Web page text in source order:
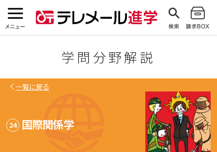
学問分野解説
一覧に戻る
24 国際関係学